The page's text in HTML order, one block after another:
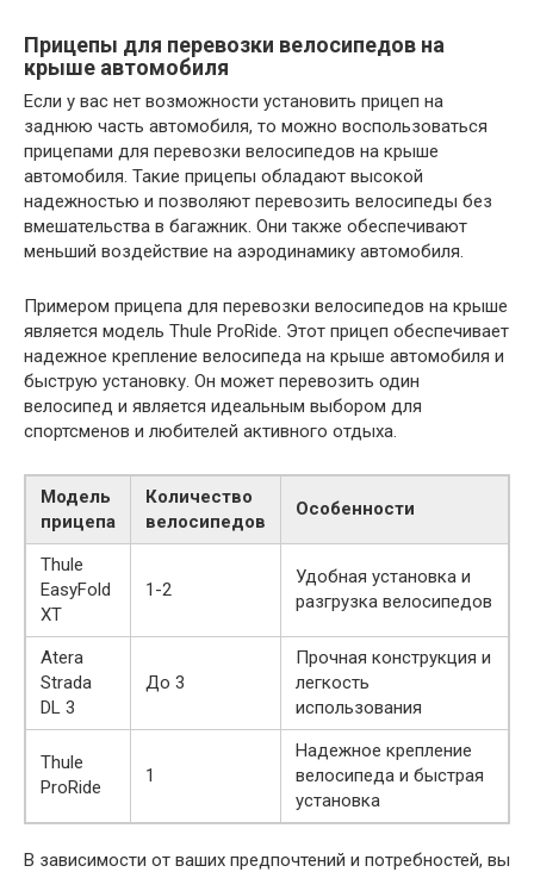
Прицепы для перевозки велосипедов на
крыше автомобиля
Если у вас нет возможности установить прицеп на
заднюю часть автомобиля, то можно воспользоваться
прицепами для перевозки велосипедов на крыше
автомобиля. Такие прицепы обладают высокой
надежностью и позволяют перевозить велосипеды без
вмешательства в багажник. Они также обеспечивают
меньший воздействие на аэродинамику автомобиля.
Примером прицепа для перевозки велосипедов на крыше
является модель Thule ProRide. Этот прицеп обеспечивает
надежное крепление велосипеда на крыше автомобиля и
быструю установку. Он может перевозить один
велосипед и является идеальным выбором для
спортсменов и любителей активного отдыха.
Модель
прицепа
Количество
велосипедов
Особенности
Thule
EasyFold
XT
1-2
Удобная установка и
разгрузка велосипедов
Atera
Strada
DL 3
До 3
Прочная конструкция и
легкость
использования
Thule
ProRide
1
Надежное крепление
велосипеда и быстрая
установка
В зависимости от ваших предпочтений и потребностей, вы